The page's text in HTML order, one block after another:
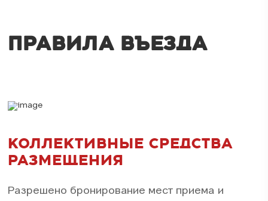
ПРАВИЛА ВЪЕЗДА
КОЛЛЕКТИВНЫЕ СРЕДСТВА
РАЗМЕЩЕНИЯ
Разрешено бронирование мест приема и